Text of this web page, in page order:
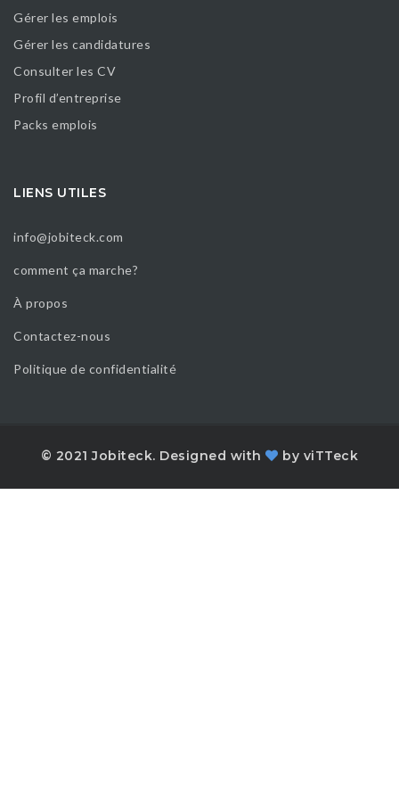
Gérer les emplois
Gérer les candidatures
Consulter les CV
Profil d’entreprise
Packs emplois
LIENS UTILES
info@jobiteck.com
comment ça marche?
À propos
Contactez-nous
Politique de confidentialité
© 2021 Jobiteck. Designed with by viTTeck